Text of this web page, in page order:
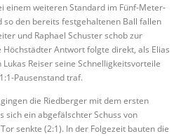
einem weiteren Standard im Fünf-Meter-
so den bereits festgehaltenen Ball fallen
und Raphael Schuster schob zur
Höchstädter Antwort folgte direkt, als Elias
Reiser seine Schnelligkeitsvorteile
Pausenstand traf.
die Riedberger mit dem ersten
sich ein abgefälschter Schuss von
senkte (2:1). In der Folgezeit bauten die